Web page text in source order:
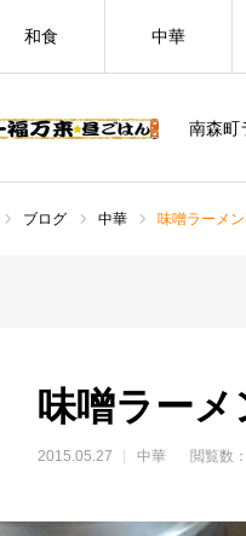
南森町
和食 中華
ブログ 中華 味噌ラーメ
味噌ラーメ
2015.05.27 中華 閲覧数